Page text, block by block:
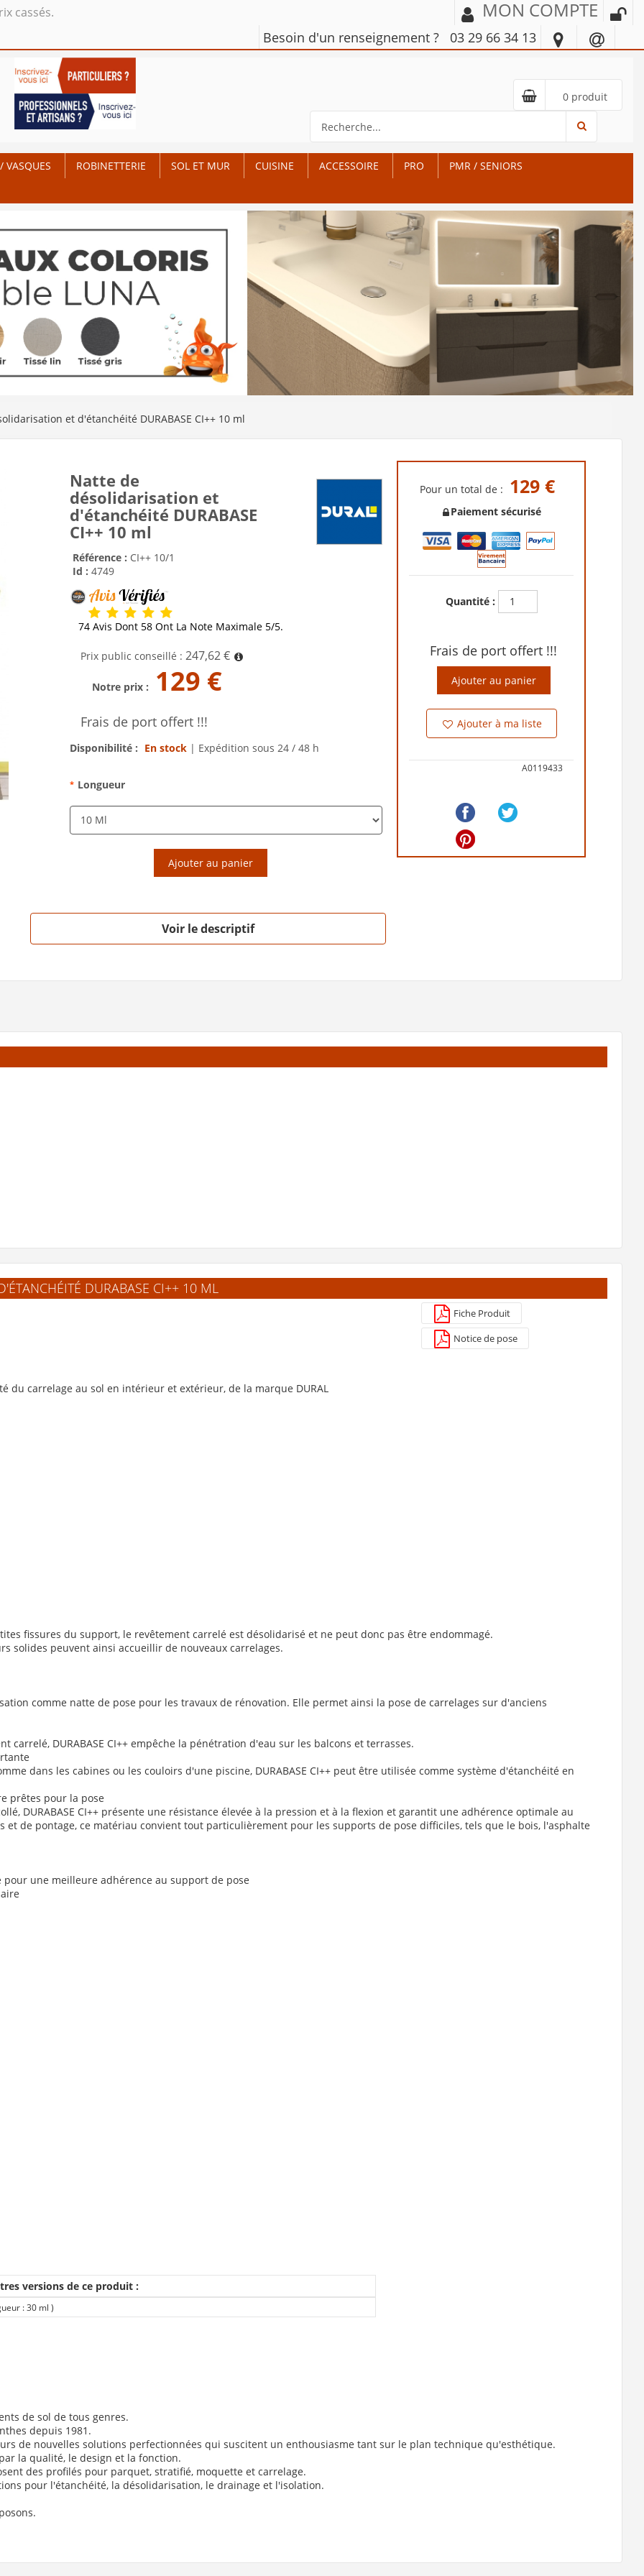
cassés. MON COMPTE
Besoin d'un renseignement ? 03 29 66 34 13
0 produit
VASQUES ROBINETTERIE SOL ET MUR CUISINE ACCESSOIRE PRO
PMR / SENIORS
et d'étanchéité DURABASE CI++ 10 ml
Natte de
désolidarisation et
d'étanchéité DURABASE
CI++ 10 ml
Référence : CI++ 10/1
Id : 4749
74 Avis Dont 58 Ont La Note Maximale 5/5.
Prix public conseillé : 247,62 €
Notre prix : 129 €
Frais de port offert !!!
Disponibilité : En stock | Expédition sous 24 / 48 h
* Longueur
Ajouter au panier
Voir le descriptif
Pour un total de : 129 €
Paiement sécurisé
Quantité :
Frais de port offert !!!
Ajouter au panier
Ajouter à ma liste
A0119433
DURABASE CI++ 10 ML
Fiche Produit
Notice de pose
du carrelage au sol en intérieur et extérieur, de la marque DURAL
fissures du support, le revêtement carrelé est désolidarisé et ne peut donc pas être endommagé.
solides peuvent ainsi accueillir de nouveaux carrelages.
comme natte de pose pour les travaux de rénovation. Elle permet ainsi la pose de carrelages sur d'anciens
carrelé, DURABASE CI++ empêche la pénétration d'eau sur les balcons et terrasses.
dans les cabines ou les couloirs d'une piscine, DURABASE CI++ peut être utilisée comme système d'étanchéité en
prêtes pour la pose
DURABASE CI++ présente une résistance élevée à la pression et à la flexion et garantit une adhérence optimale au
et de pontage, ce matériau convient tout particulièrement pour les supports de pose difficiles, tels que le bois, l'asphalte
une meilleure adhérence au support de pose
versions de ce produit :
: 30 ml )
de sol de tous genres.
depuis 1981.
de nouvelles solutions perfectionnées qui suscitent un enthousiasme tant sur le plan technique qu'esthétique.
la qualité, le design et la fonction.
des profilés pour parquet, stratifié, moquette et carrelage.
pour l'étanchéité, la désolidarisation, le drainage et l'isolation.